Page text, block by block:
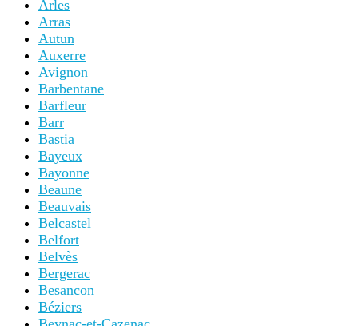
Arles
Arras
Autun
Auxerre
Avignon
Barbentane
Barfleur
Barr
Bastia
Bayeux
Bayonne
Beaune
Beauvais
Belcastel
Belfort
Belvès
Bergerac
Besancon
Béziers